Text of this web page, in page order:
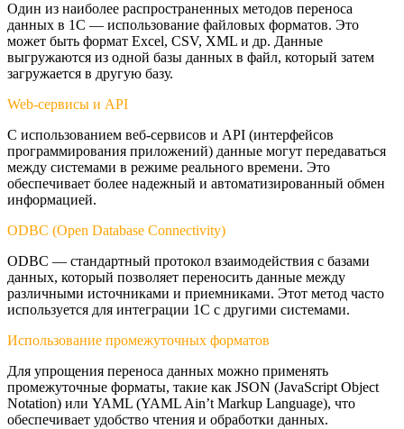
Один из наиболее распространенных методов переноса
данных в 1С — использование файловых форматов. Это
может быть формат Excel, CSV, XML и др. Данные
выгружаются из одной базы данных в файл, который затем
загружается в другую базу.
Web-сервисы и API
С использованием веб-сервисов и API (интерфейсов
программирования приложений) данные могут передаваться
между системами в режиме реального времени. Это
обеспечивает более надежный и автоматизированный обмен
информацией.
ODBC (Open Database Connectivity)
ODBC — стандартный протокол взаимодействия с базами
данных, который позволяет переносить данные между
различными источниками и приемниками. Этот метод часто
используется для интеграции 1С с другими системами.
Использование промежуточных форматов
Для упрощения переноса данных можно применять
промежуточные форматы, такие как JSON (JavaScript Object
Notation) или YAML (YAML Ain’t Markup Language), что
обеспечивает удобство чтения и обработки данных.